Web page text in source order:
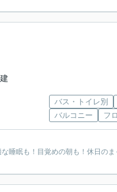
バス・トイレ別
バルコニー
フ
眠も！目覚めの朝も！休日の